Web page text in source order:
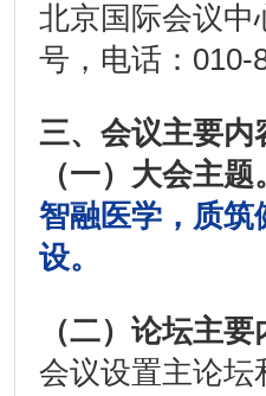
北京国际会议中
号，电话：010-
三、 会议主要内
（一）大会主题
智融医学，质
设。
（二）论坛主要
会议设置主论坛